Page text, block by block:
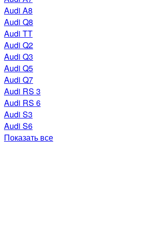
Audi A8
Audi Q8
Audi TT
Audi Q2
Audi Q3
Audi Q5
Audi Q7
Audi RS 3
Audi RS 6
Audi S3
Audi S6
Показать все